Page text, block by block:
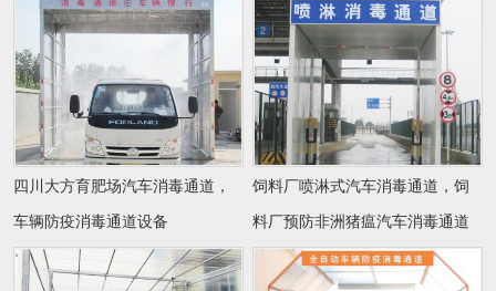
四川大方育肥场汽车消毒通道，
车辆防疫消毒通道设备
饲料厂喷淋式汽车消毒通道，饲
料厂预防非洲猪瘟汽车消毒通道